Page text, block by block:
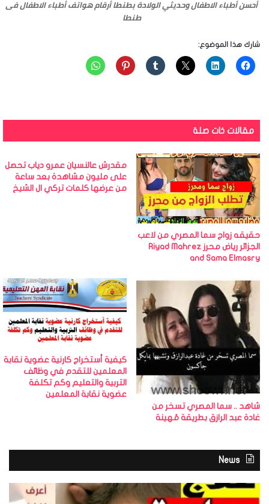
أحسن أطباء الاطفال وحديثي الولادة بطنطا أرقام هواتف أطباء الاطفال فى
طنطا
شارك هذا الموضوع:
مقالات ذات صلة
حقيقه زواج سما المصري من لاعب
الجزائر رياض محرز Riyad Mahrez
and Sama Elmasry
مقدرش عالنسيان عمرو دياب تحصل
على مليون مشاهدة بعد ساعة
من عرضها كلمات تركي ال الشيخ
شاهد .. سما المصري تسخر من
غادة عبد الرازق بطريقة مُهينة
كيفية أستخراج كارنية عضوية نقابة
المعلمين للتقدم في وظائف
التربية والتعليم وكم تكلفة
عضوية نقابة المعلمين
News